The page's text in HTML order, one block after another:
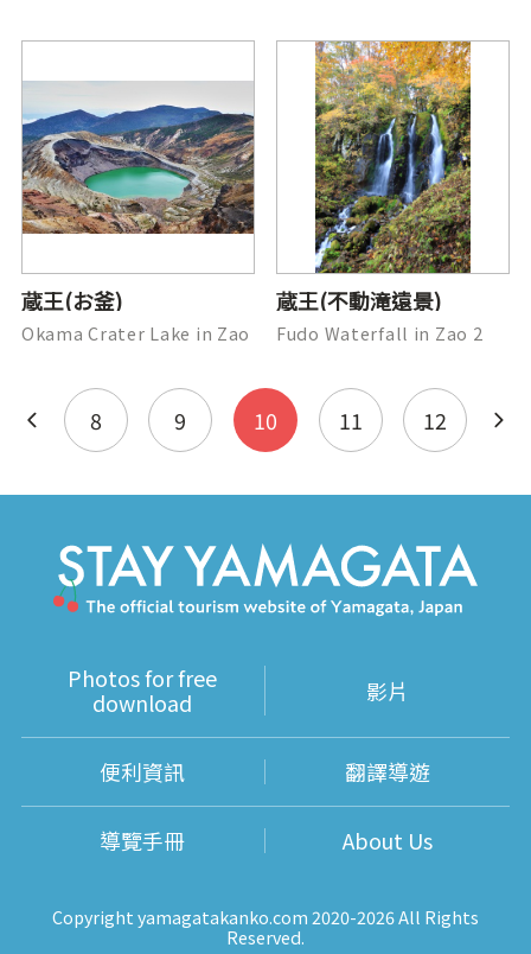
蔵王(お釜)
Okama Crater Lake in Zao
蔵王(不動滝遠景)
Fudo Waterfall in Zao 2
8 9 10 11 12
Photos for free
download
影片
便利資訊 翻譯導遊
導覽手冊 About Us
Copyright yamagatakanko.com 2020-2026 All Rights
Reserved.